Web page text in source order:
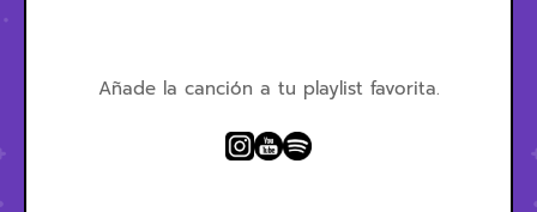
Añade la canción a tu playlist favorita.